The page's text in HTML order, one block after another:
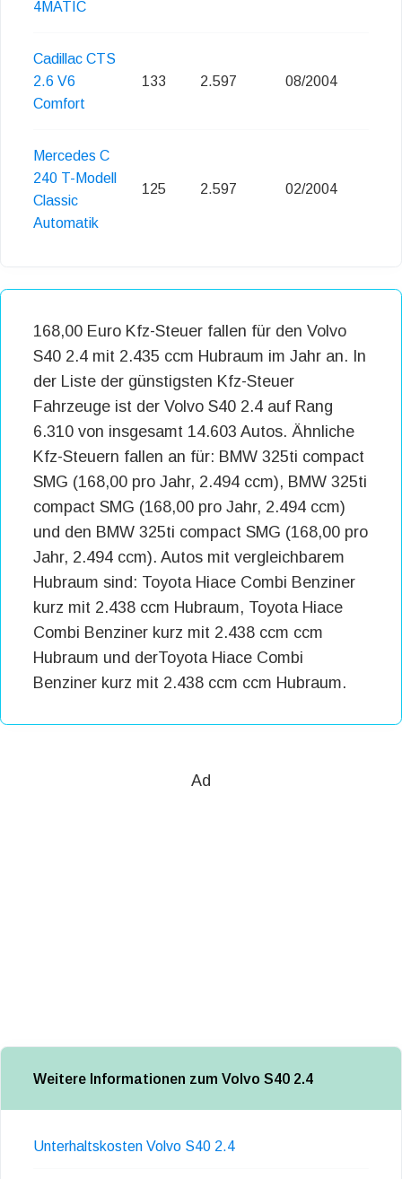
4MATIC
Cadillac CTS
2.6 V6
Comfort
133 2.597 08/2004
Mercedes C
240 T-Modell
Classic
Automatik
125 2.597 02/2004
168,00 Euro Kfz-Steuer fallen für den Volvo
S40 2.4 mit 2.435 ccm Hubraum im Jahr an. In
der Liste der günstigsten Kfz-Steuer
Fahrzeuge ist der Volvo S40 2.4 auf Rang
6.310 von insgesamt 14.603 Autos. Ähnliche
Kfz-Steuern fallen an für: BMW 325ti compact
SMG (168,00 pro Jahr, 2.494 ccm), BMW 325ti
compact SMG (168,00 pro Jahr, 2.494 ccm)
und den BMW 325ti compact SMG (168,00 pro
Jahr, 2.494 ccm). Autos mit vergleichbarem
Hubraum sind: Toyota Hiace Combi Benziner
kurz mit 2.438 ccm Hubraum, Toyota Hiace
Combi Benziner kurz mit 2.438 ccm ccm
Hubraum und derToyota Hiace Combi
Benziner kurz mit 2.438 ccm ccm Hubraum.
Ad
Weitere Informationen zum Volvo S40 2.4
Unterhaltskosten Volvo S40 2.4